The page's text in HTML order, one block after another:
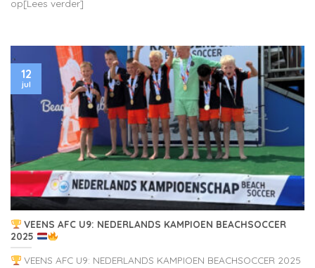
op[Lees verder]
VEENS AFC U9: NEDERLANDS KAMPIOEN BEACHSOCCER
2025
VEENS AFC U9: NEDERLANDS KAMPIOEN BEACHSOCCER 2025
12
jul